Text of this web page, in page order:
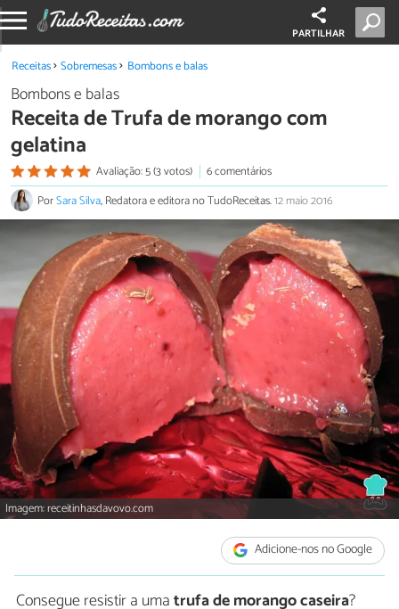
PARTILHAR
Receitas Sobremesas Bombons e balas
Bombons e balas
Receita de Trufa de morango com
gelatina
Avaliação: 5 (3 votos)
6 comentários
PorSara Silva, Redatora e editora no TudoReceitas.12 maio 2016
Imagem: receitinhasdavovo.com
Adicione-nos no Google
Consegue resistir a umatrufa de morango caseira?